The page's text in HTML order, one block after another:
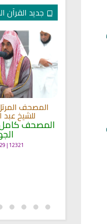
جديد القرآن
الى المصحف
للشيخ عبد
المصحف كامل
12321 | 2024-05-29